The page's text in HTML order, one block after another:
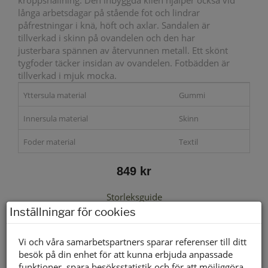
långa arbetsdagar på stående fot och lindrar
påfrestningar i knä, höft och axlar. Sandalen är
tillverkad i skinn på ovandelen och den har
justerbara spännen av återvunnen metall. Ett skönt
tygfoder täcker insidan av ovandelen. Fotbädden är
tillverkad i mjuk mocka.
Yttersula material Gummi
Innersula material Skinn
Foder material Textil
849 kr
Storleksguide
Välj storlek först
Inställningar för cookies
Vi och våra samarbetspartners sparar referenser till ditt
besök på din enhet för att kunna erbjuda anpassade